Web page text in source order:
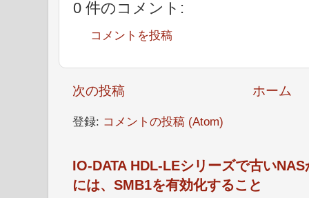
0 件のコメント:
コメントを投稿
次の投稿 ホーム
登録: コメントの投稿 (Atom)
IO-DATA HDL-LEシリーズで古い
には、SMB1を有効化すること